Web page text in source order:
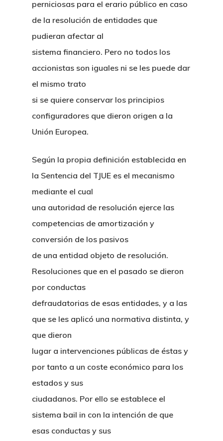
perniciosas para el erario público en caso
de la resolución de entidades que
pudieran afectar al
sistema financiero. Pero no todos los
accionistas son iguales ni se les puede dar
el mismo trato
si se quiere conservar los principios
configuradores que dieron origen a la
Unión Europea.
Según la propia definición establecida en
la Sentencia del TJUE es el mecanismo
mediante el cual
una autoridad de resolución ejerce las
competencias de amortización y
conversión de los pasivos
de una entidad objeto de resolución.
Resoluciones que en el pasado se dieron
por conductas
defraudatorias de esas entidades, y a las
que se les aplicó una normativa distinta, y
que dieron
lugar a intervenciones públicas de éstas y
por tanto a un coste económico para los
estados y sus
ciudadanos. Por ello se establece el
sistema bail in con la intención de que
esas conductas y sus